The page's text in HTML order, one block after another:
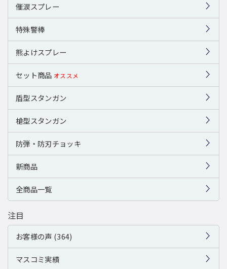
催涙スプレー
特殊警棒
熊よけスプレー
セット商品 オススメ
盾型スタンガン
槍型スタンガン
防弾・防刃チョッキ
新商品
全商品一覧
注目
お客様の声 (364)
マスコミ実績